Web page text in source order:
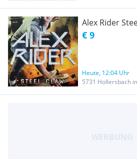
Alex Rider
€ 9
Heute, 12:04 Uhr
5731 Hollersbach